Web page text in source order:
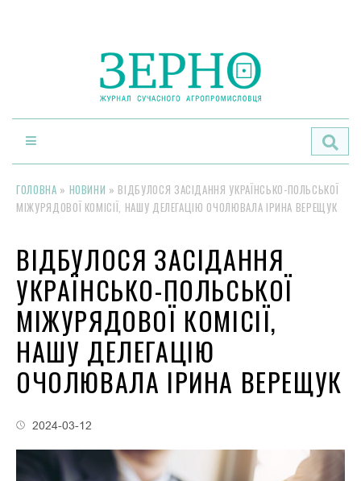
ГОЛОВНА » НОВИНИ » ВІДБУЛОСЯ ЗАСІДАННЯ УКРАЇНСЬКО-ПОЛЬСЬКОЇ
МІЖУРЯДОВОЇ КОМІСІЇ, НАШУ ДЕЛЕГАЦІЮ ОЧОЛЮВАЛА ІРИНА ВЕРЕЩУК
ВІДБУЛОСЯ ЗАСІДАННЯ
УКРАЇНСЬКО-ПОЛЬСЬКОЇ
МІЖУРЯДОВОЇ КОМІСІЇ,
НАШУ ДЕЛЕГАЦІЮ
ОЧОЛЮВАЛА ІРИНА ВЕРЕЩУК
2024-03-12